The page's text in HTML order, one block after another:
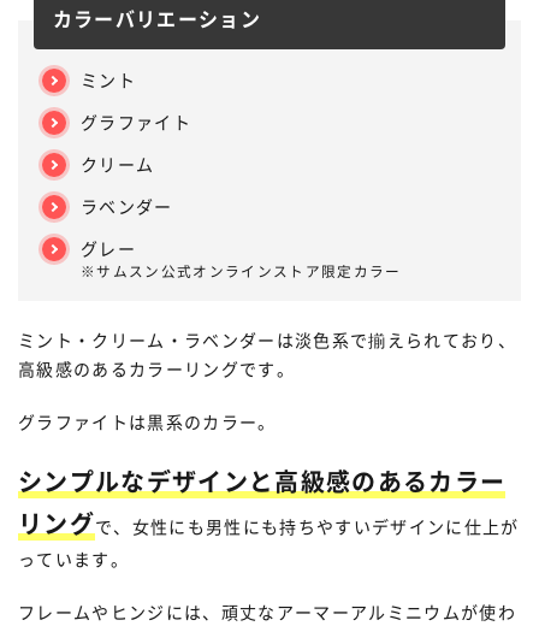
カラーバリエーション
ミント
グラファイト
クリーム
ラベンダー
グレー
※サムスン公式オンラインストア限定カラー
ミント・クリーム・ラベンダーは淡色系で揃えられており、
高級感のあるカラーリングです。
グラファイトは黒系のカラー。
シンプルなデザインと高級感のあるカラー
リングで、女性にも男性にも持ちやすいデザインに仕上が
っています。
フレームやヒンジには、頑丈なアーマーアルミニウムが使わ